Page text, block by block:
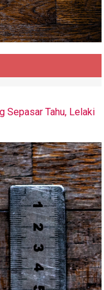
Sepasar Tahu, Lelaki